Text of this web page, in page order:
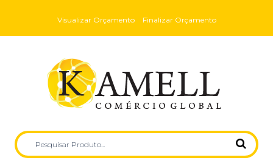
Visualizar Orçamento Finalizar Orçamento